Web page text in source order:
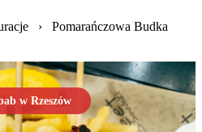
›
Pomarańczowa Budka
w Rzeszów